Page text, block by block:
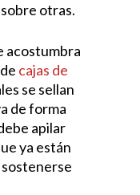
otras.
acostumbra
cajas de
se sellan
de forma
apilar
ya están
sostenerse